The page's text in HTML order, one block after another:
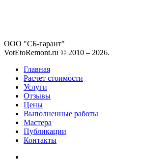
ООО "СБ-гарант"
VotEtoRemont.ru © 2010 – 2026.
Главная
Расчет стоимости
Услуги
Отзывы
Цены
Выполненные работы
Мастера
Публикации
Контакты